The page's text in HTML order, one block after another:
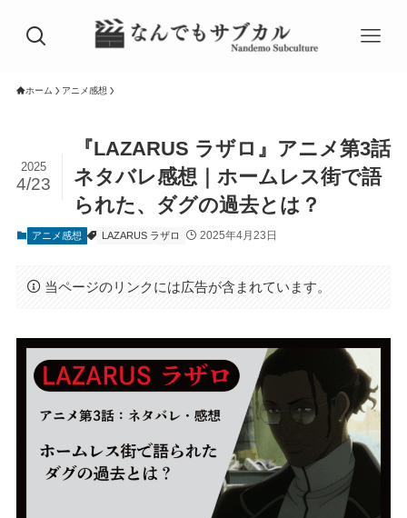
ホーム アニメ感想
『LAZARUS ラザロ』アニメ第3話
ネタバレ感想｜ホームレス街で語
られた、ダグの過去とは？
2025
4/23
アニメ感想 LAZARUS ラザロ 2025年4月23日
当ページのリンクには広告が含まれています。